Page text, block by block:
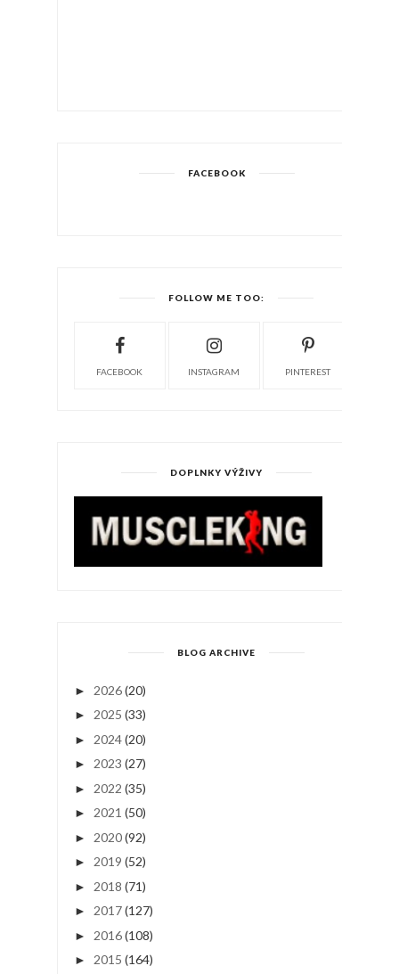
FACEBOOK
FOLLOW ME TOO:
FACEBOOK INSTAGRAM PINTEREST
DOPLNKY VÝŽIVY
BLOG ARCHIVE
► 2026(20)
► 2025 (33)
► 2024(20)
► 2023 (27)
► 2022 (35)
► 2021 (50)
► 2020(92)
► 2019 (52)
► 2018 (71)
► 2017(127)
► 2016(108)
► 2015 (164)